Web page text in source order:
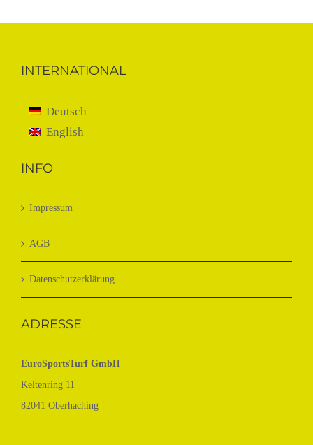
INTERNATIONAL
Deutsch
English
INFO
Impressum
AGB
Datenschutzerklärung
ADRESSE
EuroSportsTurf GmbH
Keltenring 11
82041 Oberhaching